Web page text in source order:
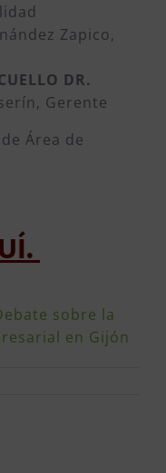
Zapico,
DR.
Gerente
Área de
.
sobre la
en Gijón